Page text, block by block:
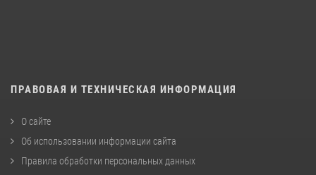
ПРАВОВАЯ И ТЕХНИЧЕСКАЯ ИНФОРМАЦИЯ
О сайте
Об использовании информации сайта
Правила обработки персональных данных